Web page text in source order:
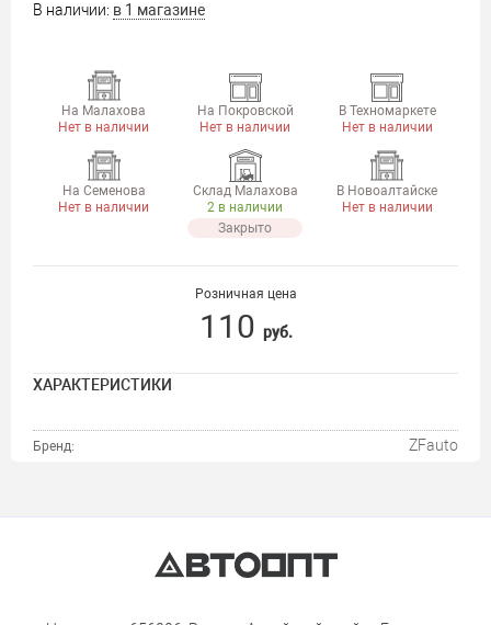
В наличии: в 1 магазине
На Малахова
Нет в наличии
На Покровской
Нет в наличии
В Техномаркете
Нет в наличии
На Семенова
Нет в наличии
Склад Малахова
2 в наличии
Закрыто
В Новоалтайске
Нет в наличии
Розничная цена
110 руб.
ХАРАКТЕРИСТИКИ
Бренд: ZFauto